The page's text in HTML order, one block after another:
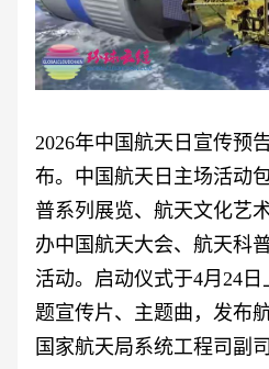
2026年中国航天日宣传预
布。中国航天日主场活动
普系列展览、航天文化艺
办中国航天大会、航天科
活动。启动仪式于4月24
题宣传片、主题曲，发布
国家航天局系统工程司副